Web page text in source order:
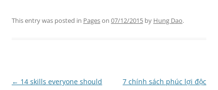
This entry was posted in Pageson 07/12/2015 by Hung Dao.
Post
← 14 skills everyone should
7 chính sách phúc lợi độc